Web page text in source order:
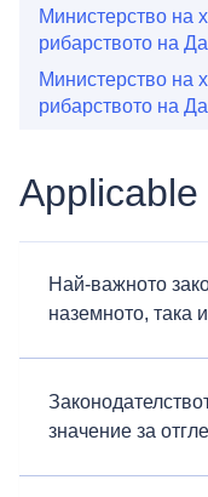
Министерство на
рибарството на
Министерство на
рибарството на
Най-важното
наземното, така
значение за